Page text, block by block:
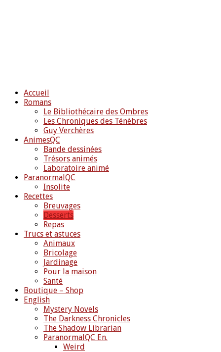
Accueil
Romans
Le Bibliothécaire des Ombres
Les Chroniques des Ténèbres
Guy Verchères
AnimesQC
Bande dessinées
Trésors animés
Laboratoire animé
ParanormalQC
Insolite
Recettes
Breuvages
Desserts
Repas
Trucs et astuces
Animaux
Bricolage
Jardinage
Pour la maison
Santé
Boutique – Shop
English
Mystery Novels
The Darkness Chronicles
The Shadow Librarian
ParanormalQC En.
Weird